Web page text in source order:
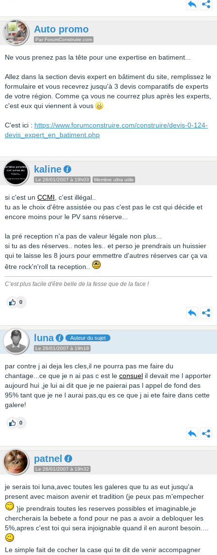
Auto promo
Par ForumConstruire.com
Ne vous prenez pas la tête pour une expertise en batiment...
Allez dans la section devis expert en bâtiment du site, remplissez le
formulaire et vous recevrez jusqu'à 3 devis comparatifs de experts
de votre région. Comme ça vous ne courrez plus après les experts,
c'est eux qui viennent à vous
C'est ici : https://www.forumconstruire.com/construire/devis-0-124-
devis_expert_en_batiment.php
kaline
Le 26/01/2007 à 19h03 Membre ultra utile
si c'est un CCMI , c'est illégal..
tu as le choix d'être assistée ou pas c'est pas le cst qui décide et
encore moins pour le PV sans réserve...
la pré reception n'a pas de valeur légale non plus...
si tu as des réserves.. notes les.. et perso je prendrais un huissier
qui te laisse les 8 jours pour emmettre d'autres réserves car ça va
être rock'n'roll ta reception..
C’est plus facile d'être belle de la fesse que de la face !
0
luna Auteur du sujet
Le 26/01/2007 à 19h18
par contre j ai deja les cles,il ne pourra pas me faire du
chantage...ce que je n ai pas c est le consuel il devait me l apporter
aujourd hui ,je lui ai dit que je ne paierai pas l appel de fond des
95% tant que je ne l aurai pas,qu es ce que j ai ete faire dans cette
galere!
0
patnel
Le 26/01/2007 à 19h32
je serais toi luna,avec toutes les galeres que tu as eut jusqu'a
present avec maison avenir et tradition (je peux pas m'empecher
)je prendrais toutes les reserves possibles et imaginable,je
chercherais la bebete a fond pour ne pas a avoir a debloquer les
5%,apres c'est toi qui sera injoignable quand il en auront besoin....
Le simple fait de cocher la case qui te dit de venir accompagner